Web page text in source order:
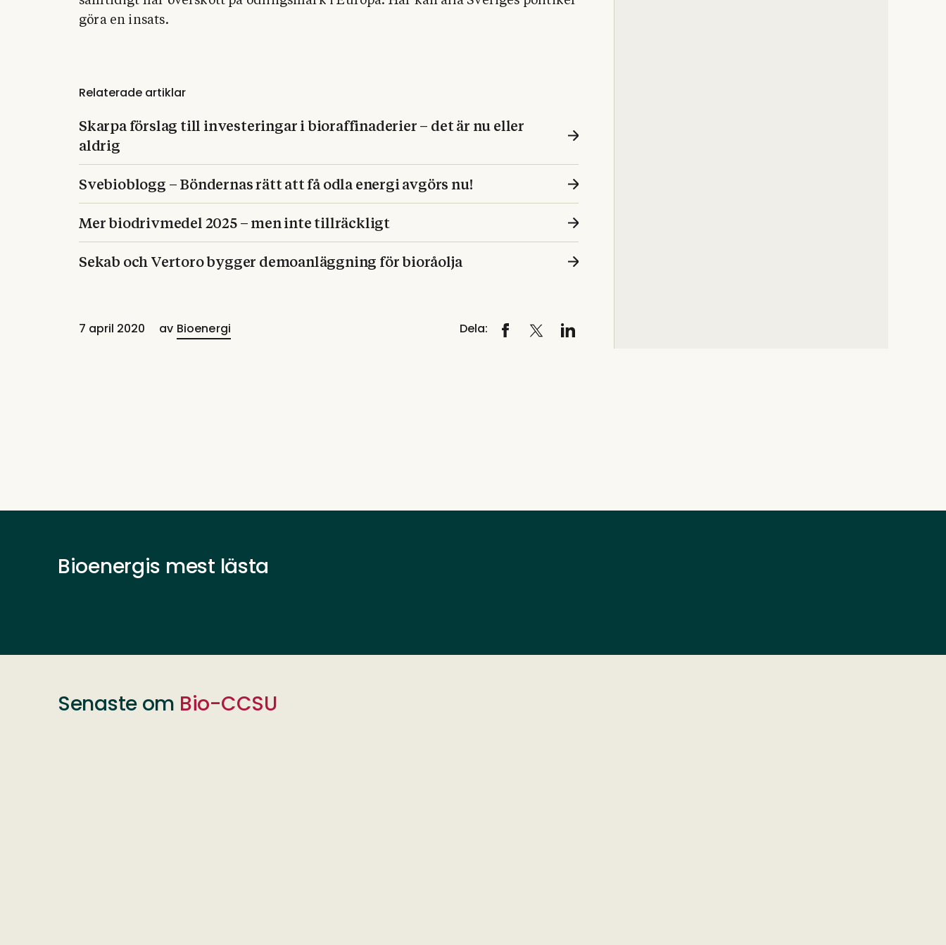
göra en insats.
Relaterade artiklar
Skarpa förslag till investeringar i bioraffinaderier – det är nu eller
aldrig
Svebioblogg – Böndernas rätt att få odla energi avgörs nu!
Mer biodrivmedel 2025 – men inte tillräckligt
Sekab och Vertoro bygger demoanläggning för bioråolja
7 april 2020 av Bioenergi Dela:
Bioenergis mest lästa
Senaste om Bio-CCSU